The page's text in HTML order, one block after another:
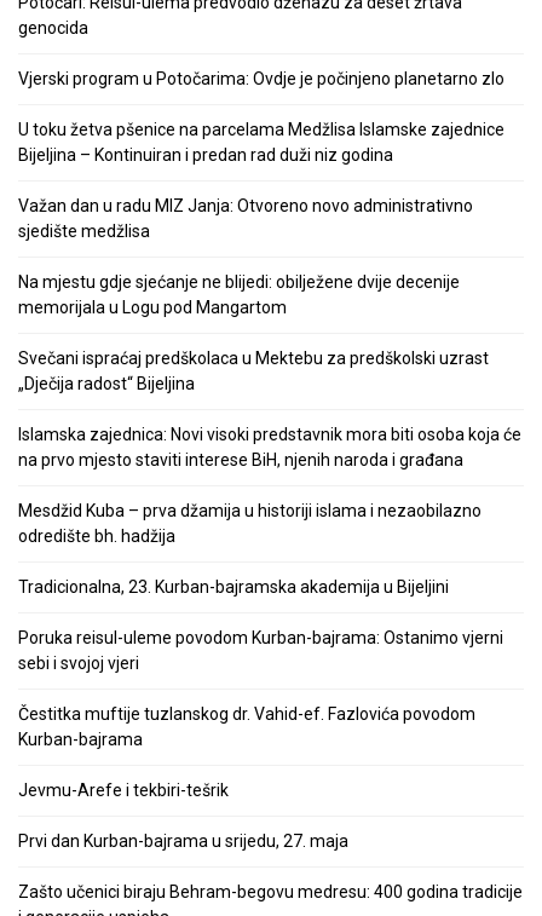
genocida
Vjerski program u Potočarima: Ovdje je počinjeno planetarno zlo
U toku žetva pšenice na parcelama Medžlisa Islamske zajednice
Bijeljina – Kontinuiran i predan rad duži niz godina
Važan dan u radu MIZ Janja: Otvoreno novo administrativno
sjedište medžlisa
Na mjestu gdje sjećanje ne blijedi: obilježene dvije decenije
memorijala u Logu pod Mangartom
Svečani ispraćaj predškolaca u Mektebu za predškolski uzrast
„Dječija radost“ Bijeljina
Islamska zajednica: Novi visoki predstavnik mora biti osoba koja će
na prvo mjesto staviti interese BiH, njenih naroda i građana
Mesdžid Kuba – prva džamija u historiji islama i nezaobilazno
odredište bh. hadžija
Tradicionalna, 23. Kurban-bajramska akademija u Bijeljini
Poruka reisul-uleme povodom Kurban-bajrama: Ostanimo vjerni
sebi i svojoj vjeri
Čestitka muftije tuzlanskog dr. Vahid-ef. Fazlovića povodom
Kurban-bajrama
Jevmu-Arefe i tekbiri-tešrik
Prvi dan Kurban-bajrama u srijedu, 27. maja
Zašto učenici biraju Behram-begovu medresu: 400 godina tradicije